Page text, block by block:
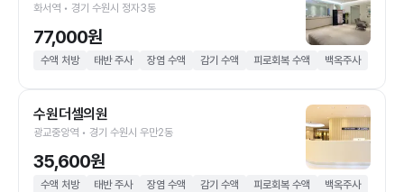
화서역 • 경기 수원시 정자3동
77,000원
수액 처방 태반 주사 장염 수액 감기 수액 피로회복 수액 백옥주사
수원더셀의원
광교중앙역 • 경기 수원시 우만2동
35,600원
수액 처방 태반 주사 장염 수액 감기 수액 피로회복 수액 백옥주사